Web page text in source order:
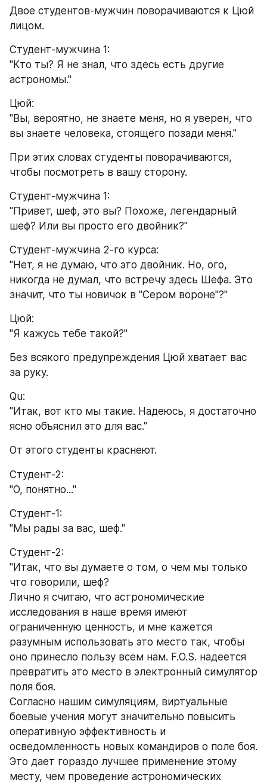
Двое студентов-мужчин поворачиваются к Цюй
лицом.
Студент-мужчина 1:
"Кто ты? Я не знал, что здесь есть другие
астрономы."
Цюй:
"Вы, вероятно, не знаете меня, но я уверен, что
вы знаете человека, стоящего позади меня."
При этих словах студенты поворачиваются,
чтобы посмотреть в вашу сторону.
Студент-мужчина 1:
"Привет, шеф, это вы? Похоже, легендарный
шеф? Или вы просто его двойник?"
Студент-мужчина 2-го курса:
"Нет, я не думаю, что это двойник. Но, ого,
никогда не думал, что встречу здесь Шефа. Это
значит, что ты новичок в "Сером вороне"?"
Цюй:
"Я кажусь тебе такой?"
Без всякого предупреждения Цюй хватает вас
за руку.
Qu:
"Итак, вот кто мы такие. Надеюсь, я достаточно
ясно объяснил это для вас."
От этого студенты краснеют.
Студент-2:
"О, понятно..."
Студент-1:
"Мы рады за вас, шеф."
Студент-2:
"Итак, что вы думаете о том, о чем мы только
что говорили, шеф?
Лично я считаю, что астрономические
исследования в наше время имеют
ограниченную ценность, и мне кажется
разумным использовать это место так, чтобы
оно принесло пользу всем нам. F.O.S. надеется
превратить это место в электронный симулятор
поля боя.
Согласно нашим симуляциям, виртуальные
боевые учения могут значительно повысить
оперативную эффективность и
осведомленность новых командиров о поле боя.
Это дает гораздо лучшее применение этому
месту, чем проведение астрономических